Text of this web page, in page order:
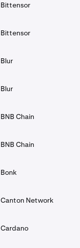
Bittensor
Bittensor
Blur
Blur
BNB Chain
BNB Chain
Bonk
Canton Network
Cardano